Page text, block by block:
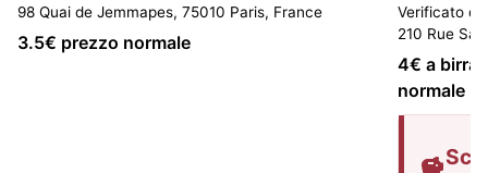
98 Quai de Jemmapes, 75010 Paris, France
3.5€ prezzo normale
Verificato
210 Rue
4€ a birra
normale